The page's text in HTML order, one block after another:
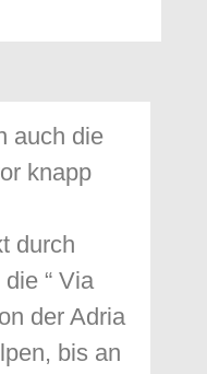
auch die
knapp
durch
“ Via
der Adria
bis an